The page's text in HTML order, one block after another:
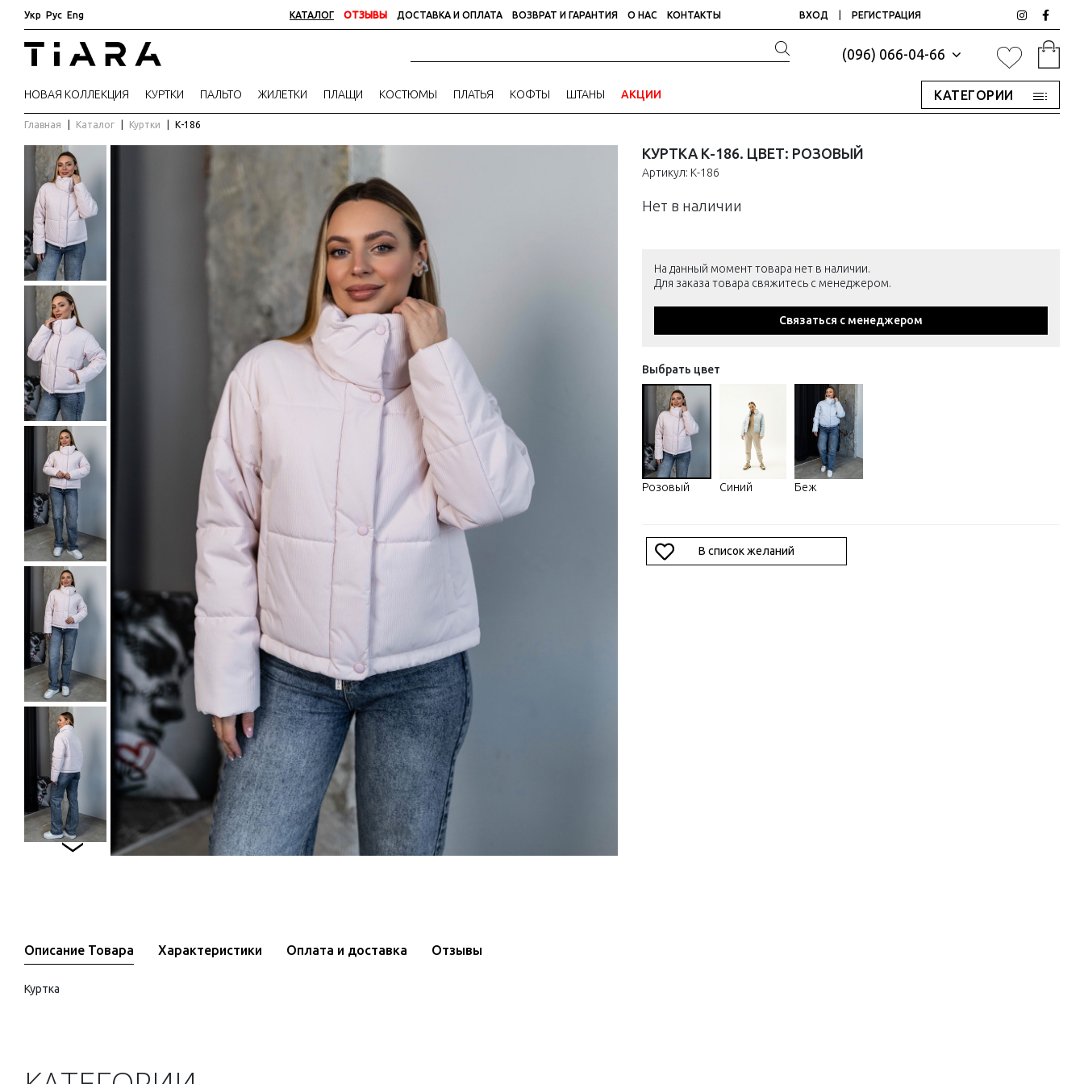
Укр Рус Eng КАТАЛОГ ОТЗЫВЫ ДОСТАВКА И ОПЛАТА ВОЗВРАТ И ГАРАНТИЯ О НАС КОНТАКТЫ ВХОД РЕГИСТРАЦИЯ
(096) 066-04-66
НОВАЯ КОЛЛЕКЦИЯ КУРТКИ ПАЛЬТО ЖИЛЕТКИ ПЛАЩИ КОСТЮМЫ ПЛАТЬЯ КОФТЫ ШТАНЫ АКЦИИ КАТЕГОРИИ
Главная Каталог Куртки К-186
КУРТКА К-186. ЦВЕТ: РОЗОВЫЙ
Артикул: К-186
Нет в наличии
На данный момент товара нет в наличии.
Для заказа товара свяжитесь с менеджером.
Связаться с менеджером
Выбрать цвет
Розовый Синий Беж
В список желаний
Описание Товара Характеристики Оплата и доставка Отзывы
Куртка